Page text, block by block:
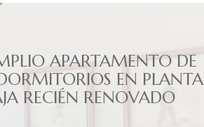
APARTAMENTO DE
EN PLANTA
RECIÉN RENOVADO